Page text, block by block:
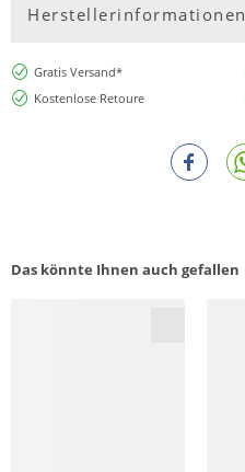
Herstellerinformationen
Gratis Versand*
Kostenlose Retoure
Das könnte Ihnen auch gefallen